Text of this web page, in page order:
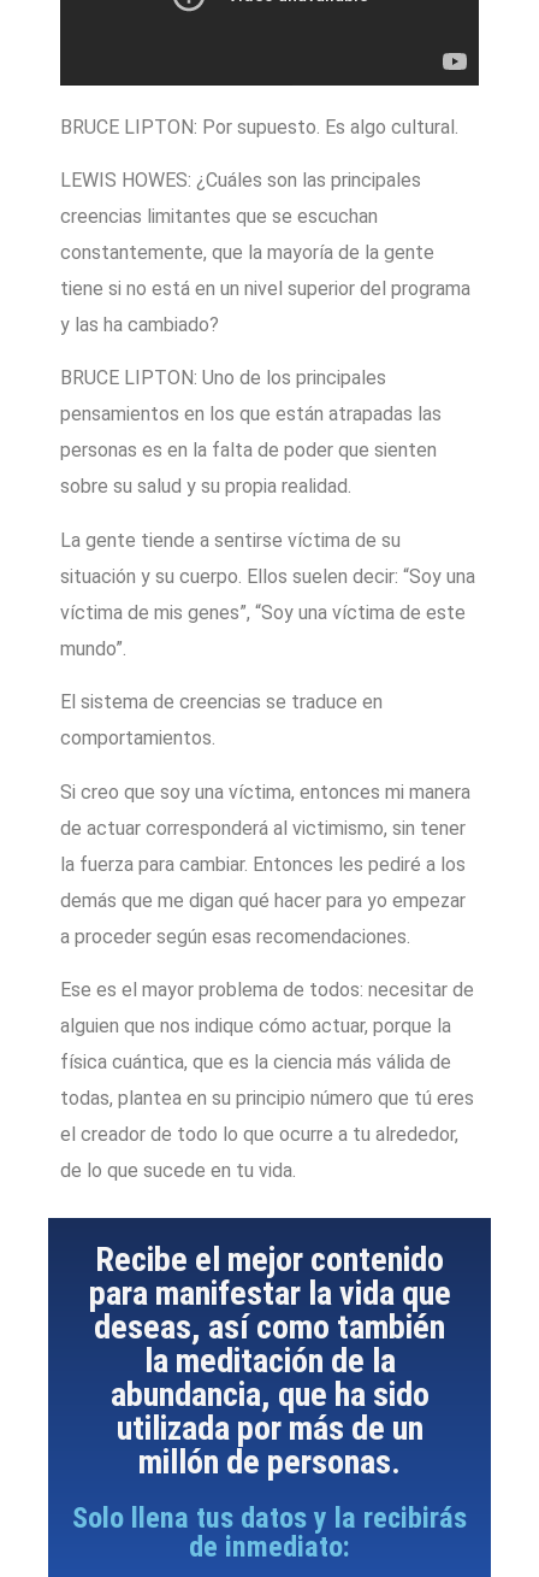
BRUCE LIPTON: Por supuesto. Es algo cultural.
LEWIS HOWES: ¿Cuáles son las principales
creencias limitantes que se escuchan
constantemente, que la mayoría de la gente
tiene si no está en un nivel superior del programa
y las ha cambiado?
BRUCE LIPTON: Uno de los principales
pensamientos en los que están atrapadas las
personas es en la falta de poder que sienten
sobre su salud y su propia realidad.
La gente tiende a sentirse víctima de su
situación y su cuerpo. Ellos suelen decir: “Soy una
víctima de mis genes”, “Soy una víctima de este
mundo”.
El sistema de creencias se traduce en
comportamientos.
Si creo que soy una víctima, entonces mi manera
de actuar corresponderá al victimismo, sin tener
la fuerza para cambiar. Entonces les pediré a los
demás que me digan qué hacer para yo empezar
a proceder según esas recomendaciones.
Ese es el mayor problema de todos: necesitar de
alguien que nos indique cómo actuar, porque la
física cuántica, que es la ciencia más válida de
todas, plantea en su principio número que tú eres
el creador de todo lo que ocurre a tu alrededor,
de lo que sucede en tu vida.
Recibe el mejor contenido
para manifestar la vida que
deseas, así como también
la meditación de la
abundancia, que ha sido
utilizada por más de un
millón de personas.
Solo llena tus datos y la recibirás
de inmediato: